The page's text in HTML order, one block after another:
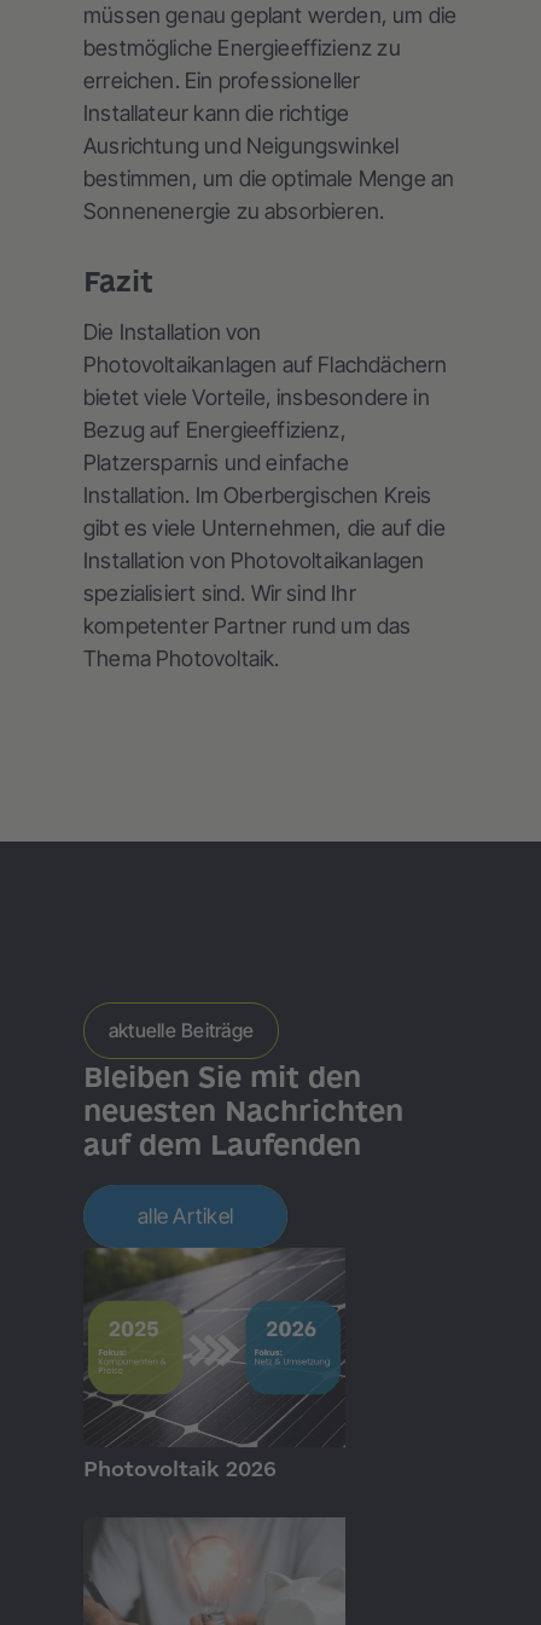
müssen genau geplant werden, um die
bestmögliche Energieeffizienz zu
erreichen. Ein professioneller
Installateur kann die richtige
Ausrichtung und Neigungswinkel
bestimmen, um die optimale Menge an
Sonnenenergie zu absorbieren.
Fazit
Die Installation von
Photovoltaikanlagen auf Flachdächern
bietet viele Vorteile, insbesondere in
Bezug auf Energieeffizienz,
Platzersparnis und einfache
Installation. Im Oberbergischen Kreis
gibt es viele Unternehmen, die auf die
Installation von Photovoltaikanlagen
spezialisiert sind. Wir sind Ihr
kompetenter Partner rund um das
Thema Photovoltaik.
aktuelle Beiträge
Bleiben Sie mit den
neuesten Nachrichten
auf dem Laufenden
alle Artikel
GRUNDLAGEN
Photovoltaik 2026